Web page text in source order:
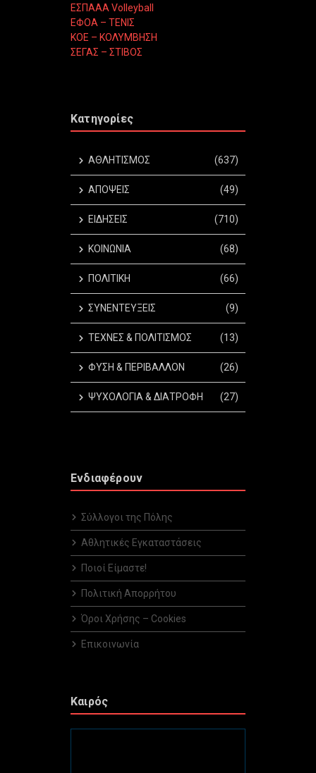
ΕΣΠΑΑΑ Volleyball
ΕΦΟΑ – ΤΕΝΙΣ
ΚΟΕ – ΚΟΛΥΜΒΗΣΗ
ΣΕΓΑΣ – ΣΤΙΒΟΣ
Κατηγορίες
ΑΘΛΗΤΙΣΜΟΣ (637)
ΑΠΟΨΕΙΣ (49)
ΕΙΔΗΣΕΙΣ (710)
ΚΟΙΝΩΝΙΑ (68)
ΠΟΛΙΤΙΚΗ (66)
ΣΥΝΕΝΤΕΥΞΕΙΣ (9)
ΤΕΧΝΕΣ & ΠΟΛΙΤΙΣΜΟΣ (13)
ΦΥΣΗ & ΠΕΡΙΒΑΛΛΟΝ (26)
ΨΥΧΟΛΟΓΙΑ & ΔΙΑΤΡΟΦΗ (27)
Ενδιαφέρουν
Σύλλογοι της Πόλης
Αθλητικές Εγκαταστάσεις
Ποιοί Είμαστε!
Πολιτική Απορρήτου
Όροι Χρήσης – Cookies
Επικοινωνία
Καιρός